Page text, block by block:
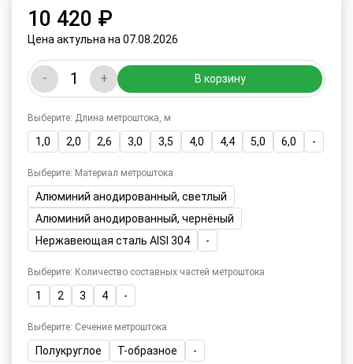
10 420 ₽
Цена актульна на 07.08.2026
- + В корзину
Выберите: Длина метроштока, м
1,0 2,0 2,6 3,0 3,5 4,0 4,4 5,0 6,0 -
Выберите: Материал метроштока
Алюминий анодированный, светлый
Алюминий анодированный, чернёный
Нержавеющая сталь AISI 304
-
Выберите: Количество составных частей метроштока
1 2 3 4 -
Выберите: Сечение метроштока
Полукруглое Т-образное -